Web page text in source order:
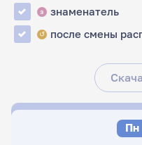
з знаменатель
↺ после смены
Пн